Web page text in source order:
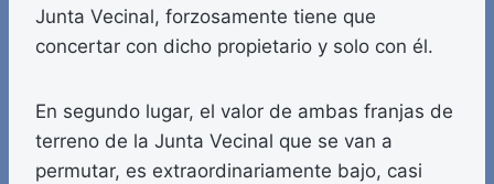
Junta Vecinal, forzosamente tiene que
concertar con dicho propietario y solo con él.
En segundo lugar, el valor de ambas franjas de
terreno de la Junta Vecinal que se van a
permutar, es extraordinariamente bajo, casi